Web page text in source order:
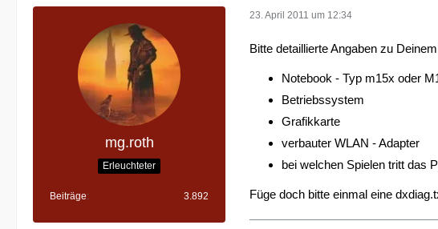
mg.roth
Erleuchteter
Beiträge 3.892
23. April 2011 um 12:34
Bitte detaillierte Angaben zu
Notebook - Typ m15x oder
Betriebssystem
Grafikkarte
verbauter WLAN - Adapter
bei welchen Spielen tritt das
Füge doch bitte einmal eine